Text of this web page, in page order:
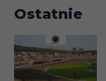
Ostatnie